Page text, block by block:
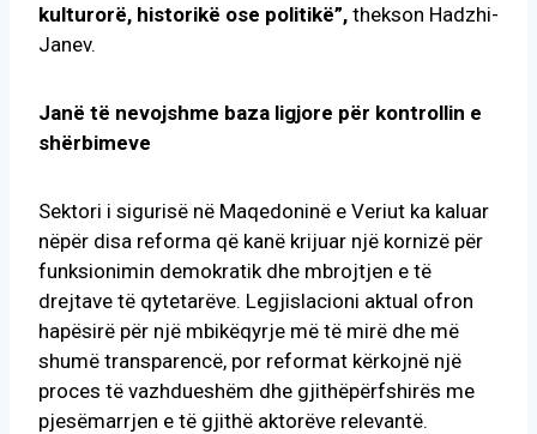
kulturorë, historikë ose politikë”, thekson Hadzhi-
Janev.
Janë të nevojshme baza ligjore për kontrollin e
shërbimeve
Sektori i sigurisë në Maqedoninë e Veriut ka kaluar
nëpër disa reforma që kanë krijuar një kornizë për
funksionimin demokratik dhe mbrojtjen e të
drejtave të qytetarëve. Legjislacioni aktual ofron
hapësirë për një mbikëqyrje më të mirë dhe më
shumë transparencë, por reformat kërkojnë një
proces të vazhdueshëm dhe gjithëpërfshirës me
pjesëmarrjen e të gjithë aktorëve relevantë.